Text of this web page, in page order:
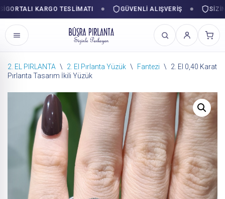
KARGO TESLIMATI GÜVENLI ALIŞVERIŞ SIZINLE
İçeriğe
2. EL PIRLANTA \ 2. El Pırlanta Yüzük \ Fantezi \
2. El 0,40 Karat
Pırlanta Tasarım İkili Yüzük